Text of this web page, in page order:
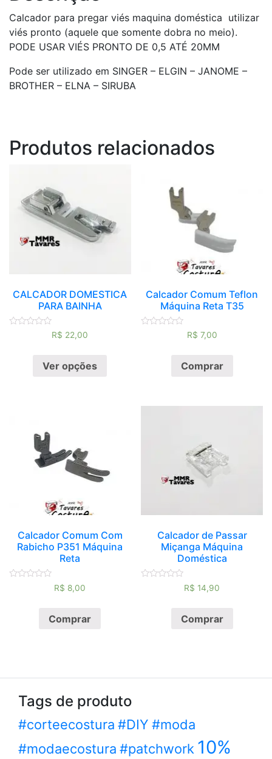
Calcador para pregar viés maquina doméstica utilizar
viés pronto (aquele que somente dobra no meio).
PODE USAR VIÉS PRONTO DE 0,5 ATÉ 20MM
Pode ser utilizado em SINGER – ELGIN – JANOME –
BROTHER – ELNA – SIRUBA
Produtos relacionados
CALCADOR DOMESTICA
PARA BAINHA
R$ 22,00
Ver opções
Calcador Comum Teflon
Máquina Reta T35
R$ 7,00
Comprar
Calcador Comum Com
Rabicho P351 Máquina
Reta
R$ 8,00
Comprar
Calcador de Passar
Miçanga Máquina
Doméstica
R$ 14,90
Comprar
Tags de produto
#corteecostura #DIY #moda
#modaecostura #patchwork 10%